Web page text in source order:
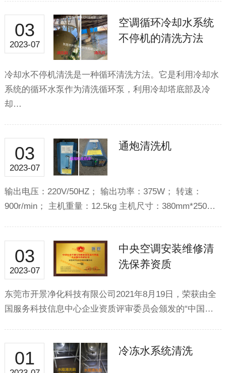
03
2023-07
空调循环冷却水系统
不停机的清洗方法
冷却水不停机清洗是一种循环清洗方法。它是利用冷却水
系统的循环水泵作为清洗循环泵，利用冷却塔底部及冷
却…
03
2023-07
通炮清洗机
输出电压：220V/50HZ； 输出功率：375W； 转速：
900r/min； 主机重量：12.5kg 主机尺寸：380mm*250…
03
2023-07
中央空调安装维修清
洗保养资质
东莞市开景净化科技有限公司2021年8月19日，荣获由全
国服务科技信息中心企业资质评审委员会颁发的“中国…
01 冷冻水系统清洗